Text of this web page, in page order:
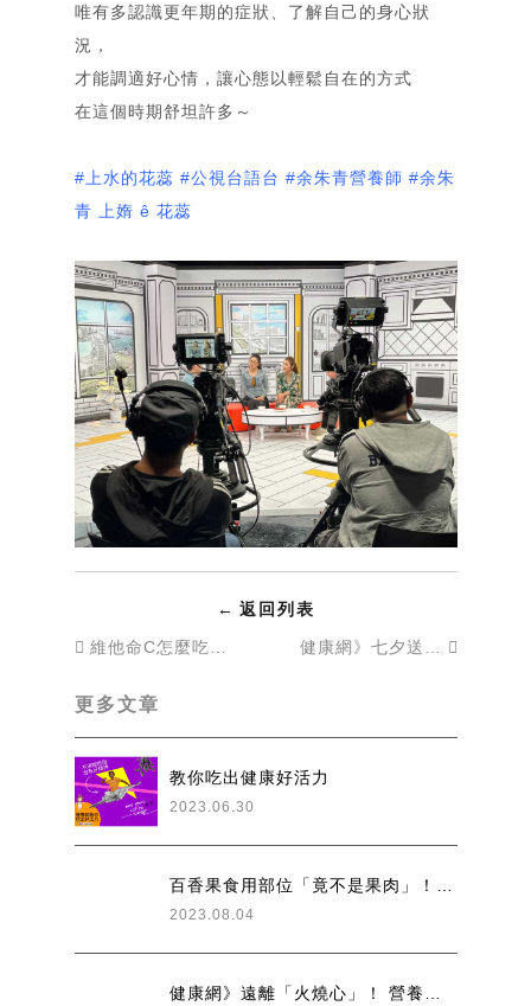
Home
About
Blog
Gallery
Contact
唯有多認識更年期的症狀、了解自己的身心狀
況，
才能調適好心情，讓心態以輕鬆自在的方式
在這個時期舒坦許多～
#上水的花蕊 #公視台語台 #余朱青營養師 #余朱
青
上媠 ê 花蕊
← 返回列表
更多文章
教你吃出健康好活力
2023.06.30
2023.08.04